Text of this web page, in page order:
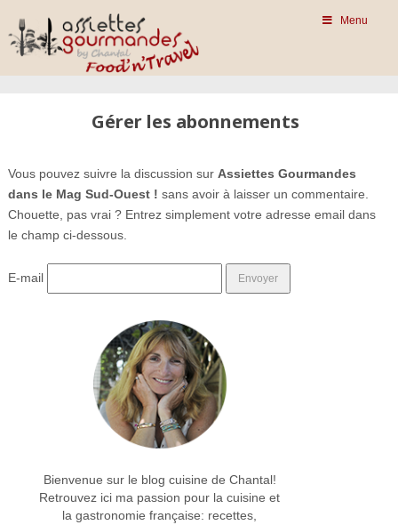
Menu
Gérer les abonnements
Vous pouvez suivre la discussion sur Assiettes Gourmandes
dans le Mag Sud-Ouest ! sans avoir à laisser un commentaire.
Chouette, pas vrai ? Entrez simplement votre adresse email dans
le champ ci-dessous.
E-mail
Bienvenue sur le blog cuisine de Chantal!
Retrouvez ici ma passion pour la cuisine et
la gastronomie française: recettes,